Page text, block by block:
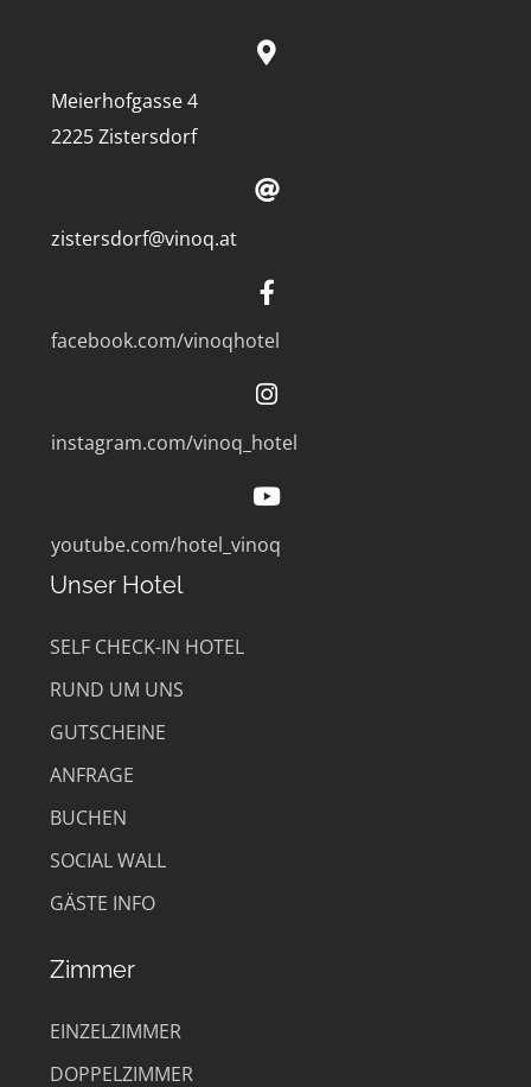
Meierhofgasse 4
2225 Zistersdorf
zistersdorf@vinoq.at
facebook.com/vinoqhotel
instagram.com/vinoq_hotel
youtube.com/hotel_vinoq
Unser Hotel
SELF CHECK-IN HOTEL
RUND UM UNS
GUTSCHEINE
ANFRAGE
BUCHEN
SOCIAL WALL
GÄSTE INFO
Zimmer
EINZELZIMMER
DOPPELZIMMER